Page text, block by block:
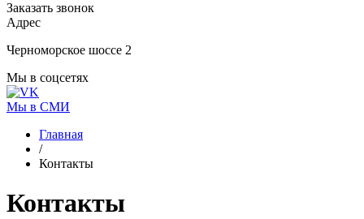
Заказать звонок
Адрес
Черноморское шоссе 2
Мы в соцсетях
Мы в СМИ
Главная
/
Контакты
Контакты